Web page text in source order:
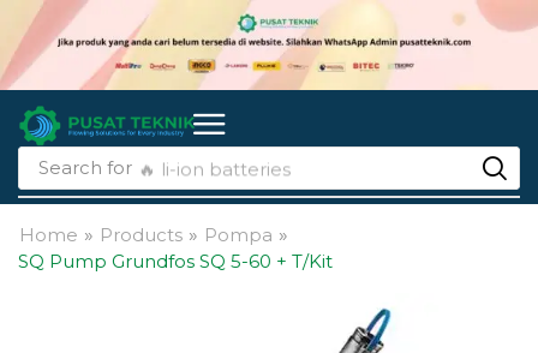
Search for 🔥 li-ion batteries
Home » Products » Pompa »
SQ Pump Grundfos SQ 5-60 + T/Kit